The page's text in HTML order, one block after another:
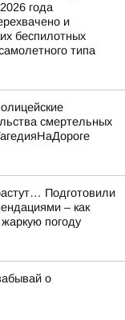
года
и
беспилотных
типа
смертельных
Подготовили
– как
погоду
о